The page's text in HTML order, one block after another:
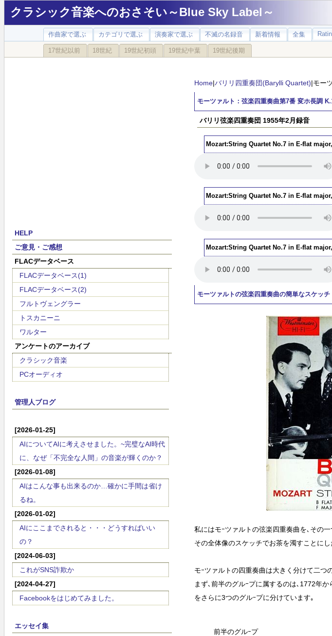
クラシック音楽へのおさそい～Blue Sky Label～
作曲家で選ぶ カテゴリで選ぶ 演奏家で選ぶ 不滅の名録音 新着情報 全集
17世紀以前 18世紀 19世紀初頭 19世紀中葉 19世紀後期
HELP
ご意見・ご感想
FLACデータベース
FLACデータベース(1)
FLACデータベース(2)
フルトヴェングラー
トスカニーニ
ワルター
アンケートのアーカイブ
クラシック音楽
PCオーディオ
管理人ブログ
[2026-01-25]
AIについてAIに考えさせました。~完璧なAI時代
に、なぜ「不完全な人間」の音楽が輝くのか？
[2026-01-08]
AIはこんな事も出来るのか…確かに手間は省け
るね。
[2026-01-02]
AIにここまでされると・・・どうすればいい
の？
[2024-06-03]
これがSNS詐欺か
[2024-04-27]
Facebookをはじめてみました。
エッセイ集
Home|バリリ四重奏団(Barylli Quartet)|モー
モーツァルト：弦楽四重奏曲第7番 変ホ長調
バリリ弦楽四重奏団 1955年2月録音
Mozart:String Quartet No.7 in E-flat
Mozart:String Quartet No.7 in E-flat
Mozart:String Quartet No.7 in E-flat
モーツァルトの弦楽四重奏曲の簡単なスケッチ
私にはモｰツァルトの弦楽四重奏曲を､その
その全体像のスケッチでお茶を濁すことに
モｰツァルトの四重奏曲は大きく分けて二つ
まず､前半のグルｰプに属するのは､1772年
をさらに3つのグルｰプに分けています｡
前半のグルｰプ